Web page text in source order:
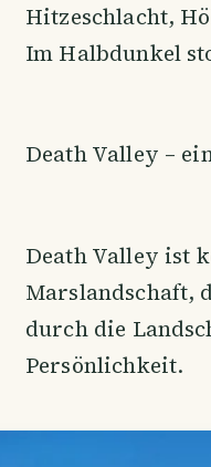
Hitzeschlacht,
Im Halbdunkel
Death Valley –
Death Valley ist
Marslandschaft,
durch die
Persönlichkeit.